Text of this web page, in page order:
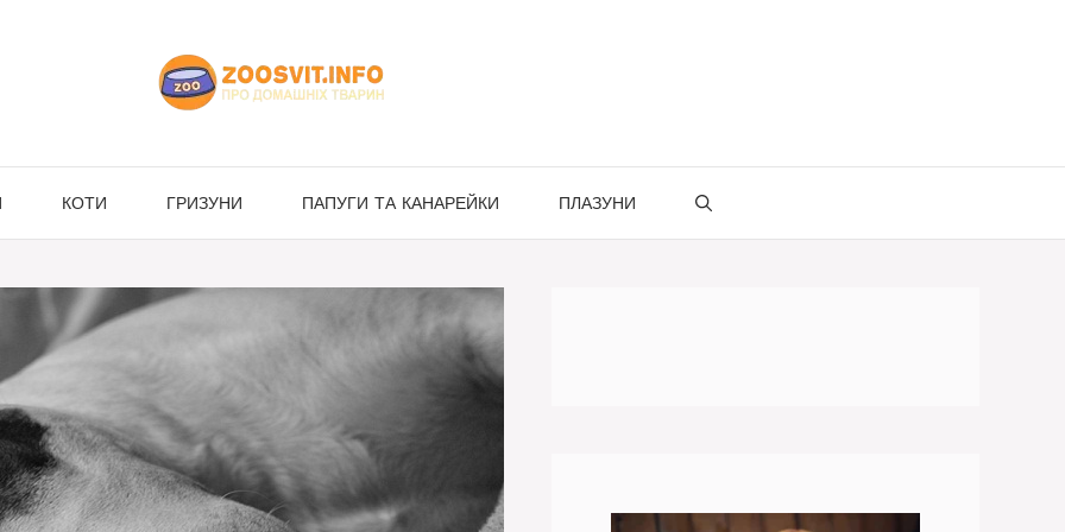
КОТИ ГРИЗУНИ ПАПУГИ ТА КАНАРЕЙКИ ПЛАЗУНИ